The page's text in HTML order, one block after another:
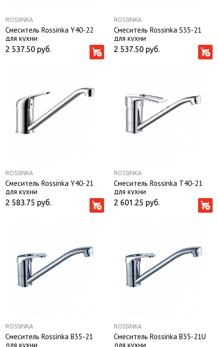
ROSSINKA
Смеситель Rossinka Y40-22
для кухни
2 537.50 руб.
ROSSINKA
Смеситель Rossinka S35-21
для кухни
2 537.50 руб.
ROSSINKA
Смеситель Rossinka Y40-21
для кухни
2 583.75 руб.
ROSSINKA
Смеситель Rossinka T40-21
для кухни
2 601.25 руб.
ROSSINKA
Смеситель Rossinka B35-21
для кухни
ROSSINKA
Смеситель Rossinka B35-21U
для кухни